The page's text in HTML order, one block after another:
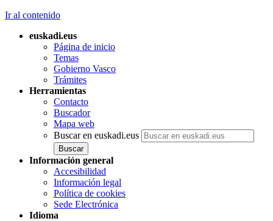
Ir al contenido
euskadi.eus
Página de inicio
Temas
Gobierno Vasco
Trámites
Herramientas
Contacto
Buscador
Mapa web
Buscar en euskadi.eus
Información general
Accesibilidad
Información legal
Política de cookies
Sede Electrónica
Idioma